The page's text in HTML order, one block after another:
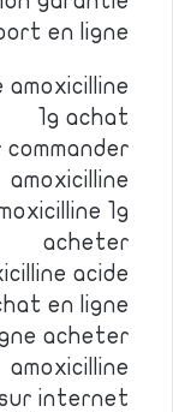
en ligne
amoxicilline
1g achat
amoxicilline
1g
acheter
acide
en ligne
acheter
amoxicilline
internet